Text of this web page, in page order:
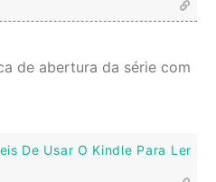
de abertura da série com
De Usar O Kindle Para Ler